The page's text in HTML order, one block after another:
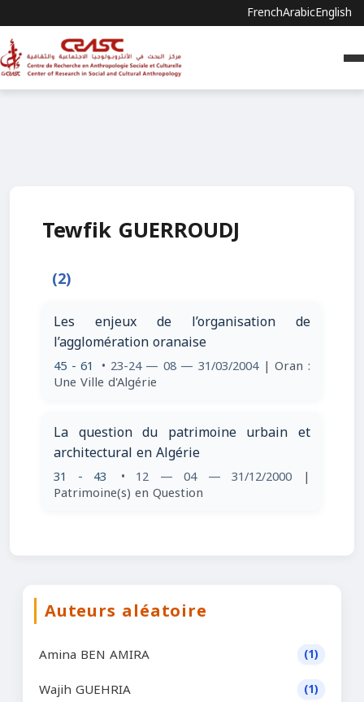
FrenchArabicEnglish
Tewfik GUERROUDJ
(2)
Les enjeux de l’organisation de
l’agglomération oranaise
45 - 61 • 23-24 — 08 — 31/03/2004 | Oran :
Une Ville d'Algérie
La question du patrimoine urbain et
architectural en Algérie
31 - 43 • 12 — 04 — 31/12/2000 |
Patrimoine(s) en Question
Auteurs aléatoire
Amina BEN AMIRA (1)
Wajih GUEHRIA (1)